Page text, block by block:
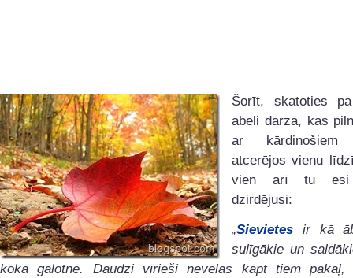
Šorīt, skatoties
ābeli dārzā, kas
ar kārdinošiem
atcerējos vienu
vien arī tu
dzirdējusi:
„Sievietes
ir kā
sulīgākie un
koka galotnē. Daudzi vīrieši nevēlas kāpt tiem pakaļ,